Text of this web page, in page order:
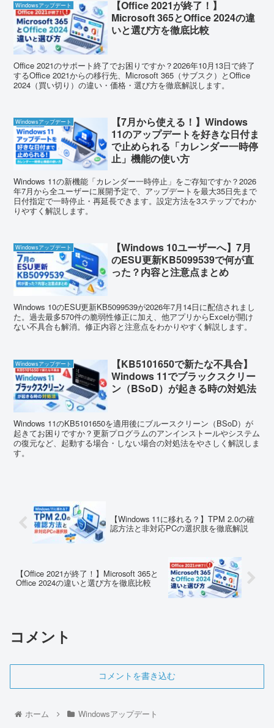
Windowsアップデート
【Office 2021が終了！】
Microsoft 365とOffice 2024の違
いと選び方を徹底比較
Office 2021のサポート終了でお困りですか？2026年10月13日で終了
するOffice 2021からの移行先、Microsoft 365（サブスク）とOffice
2024（買い切り）の違い・価格・選び方を徹底解説します。
Windowsアップデート
【7月から使える！】Windows
11のアップデートを好きな日付ま
で止められる「カレンダー一時停
止」機能の使い方
Windows 11の新機能「カレンダー一時停止」をご存知ですか？2026
年7月から全ユーザーに展開予定で、アップデートを最大35日先まで
日付指定で一時停止・再延長できます。設定方法を3ステップでわか
りやすく解説します。
Windowsアップデート
【Windows 10ユーザーへ】7月
のESU更新KB5099539で何が直
った？内容と注意点まとめ
Windows 10のESU更新KB5099539が2026年7月14日に配信されまし
た。過去最多570件の脆弱性修正に加え、他アプリからExcelが開け
ない不具合も解消。修正内容と注意点をわかりやすく解説します。
Windowsアップデート
【KB5101650で新たな不具合】
Windows 11でブラックスクリー
ン（BSoD）が起きる時の対処法
Windows 11のKB5101650を適用後にブルースクリーン（BSoD）が
起きてお困りですか？更新プログラムのアンインストールやシステム
の復元など、起動する場合・しない場合の対処法をやさしく解説しま
す。
【Windows 11に移れる？】TPM 2.0の確
認方法と非対応PCの選択肢を徹底解説
【Office 2021が終了！】Microsoft 365と
Office 2024の違いと選び方を徹底比較
コメント
コメントを書き込む
ホーム Windowsアップデート